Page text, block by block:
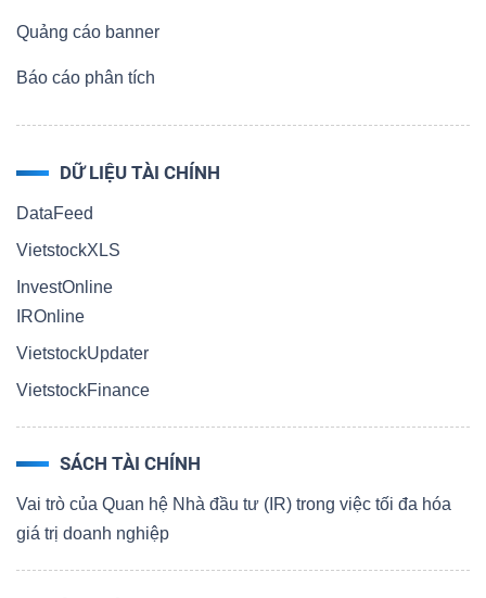
Quảng cáo banner
Báo cáo phân tích
DỮ LIỆU TÀI CHÍNH
DataFeed
VietstockXLS
InvestOnline
IROnline
VietstockUpdater
VietstockFinance
SÁCH TÀI CHÍNH
Vai trò của Quan hệ Nhà đầu tư (IR) trong việc tối đa hóa
giá trị doanh nghiệp